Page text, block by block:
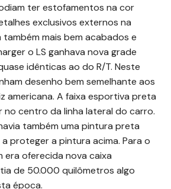
ter estofamentos na cor
exclusivos externos na
mais bem acabados e
o LS ganhava nova grade
idênticas ao do R/T. Neste
desenho bem semelhante aos
americana. A faixa esportiva preta
no centro da linha lateral do carro.
também uma pintura preta
proteger a pintura acima. Para o
era oferecida nova caixa
de 50.000 quilômetros algo
época.